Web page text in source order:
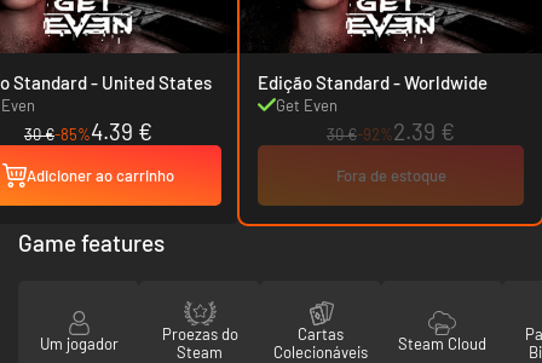
Edição Standard - United States
30 €-85%4.39 €
Adicioner ao carrinho
Edição Standard - Worldwide
Get Even
30 €-92%2.39 €
Fora de estoque
Game features
Um jogador
Proezas do
Steam
Cartas
Colecionáveis
Steam Cloud